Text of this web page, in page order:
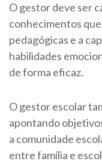
O gestor deve ser
conhecimentos
pedagógicas e a
habilidades
de forma eficaz.
O gestor escolar
apontando
a comunidade
entre família e